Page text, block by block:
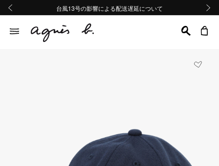
熊本地域地震の影響による配送遅延について
Summer Sale 2buy10%OFF!!
台風13号の影響による配送遅延について
熊本地域地震の影響による配送遅延について
Summer Sale 2buy10%OFF!!